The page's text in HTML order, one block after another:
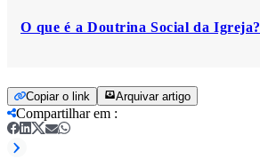
O que é a Doutrina Social da Igreja?
Copiar o link Arquivar artigo
Compartilhar em :